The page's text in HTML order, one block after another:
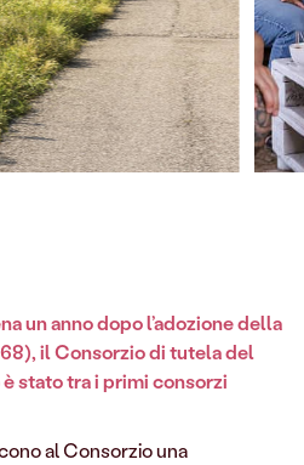
un anno dopo l’adozione della
il Consorzio di tutela del
stato tra i primi consorzi
al Consorzio una